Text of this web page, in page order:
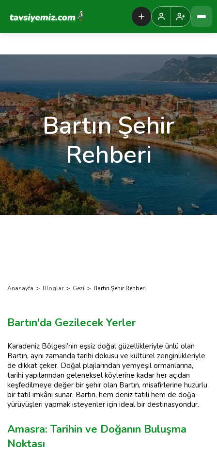
Tavsiyemiz Anasayfa
Bartın Şehir
Rehberi
Anasayfa > Bloglar > Gezi > Bartın Şehir Rehberi
Bartın'da Gezilecek Yerler
Karadeniz Bölgesi’nin eşsiz doğal güzellikleriyle ünlü olan
Bartın, aynı zamanda tarihi dokusu ve kültürel zenginlikleriyle
de dikkat çeker. Doğal plajlarından yemyeşil ormanlarına,
tarihi yapılarından geleneksel köylerine kadar her açıdan
keşfedilmeye değer bir şehir olan Bartın, misafirlerine huzurlu
bir tatil imkânı sunar. Bartın, hem deniz tatili hem de doğa
yürüyüşleri yapmak isteyenler için ideal bir destinasyondur.
Amasra: Tarihin ve Doğanın Buluşma
Noktası